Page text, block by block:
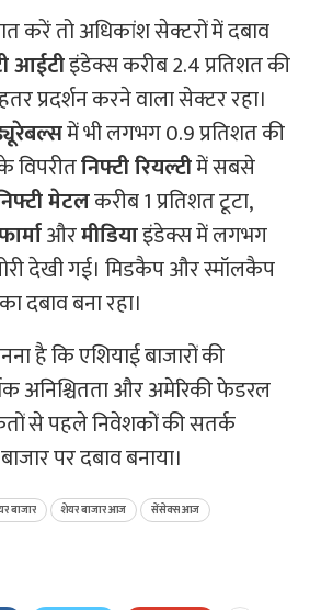
करें तो अधिकांश सेक्टरों में दबाव
आईटीइंडेक्स करीब 2.4 प्रतिशत की
प्रदर्शन करने वाला सेक्टर रहा।
में भी लगभग 0.9 प्रतिशत की
विपरीतनिफ्टी रियल्टीमें सबसे
मेटलकरीब 1 प्रतिशत टूटा,
औरमीडियाइंडेक्स में लगभग
देखी गई। मिडकैप और स्मॉलकैप
दबाव बना रहा।
है कि एशियाई बाजारों की
अनिश्चितता और अमेरिकी फेडरल
से पहले निवेशकों की सतर्क
पर दबाव बनाया।
बाजार शेयर बाजार आज
सेंसेक्स आज